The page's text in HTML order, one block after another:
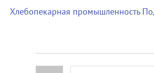
Хлебопекарная промышленность